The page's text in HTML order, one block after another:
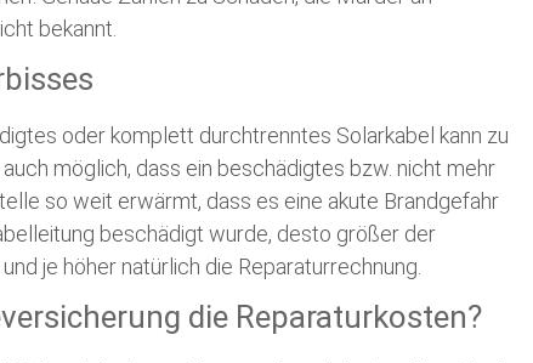
bekannt.
oder komplett durchtrenntes Solarkabel kann zu
möglich, dass ein beschädigtes bzw. nicht mehr
so weit erwärmt, dass es eine akute Brandgefahr
beschädigt wurde, desto größer der
je höher natürlich die Reparaturrechnung.
die Reparaturkosten?